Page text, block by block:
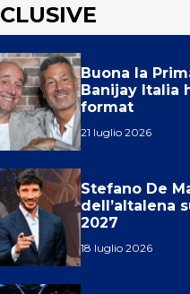
Buona la
Banijay Italia
format
21 luglio 2026
Stefano De
dell’altalena
2027
18 luglio 2026